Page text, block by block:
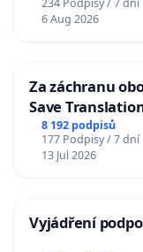
6 Aug 2026
Za záchranu
Save
Charles
8 192 podpisů
177 Podpisy / 7 dní
13 Jul 2026
Vyjádření